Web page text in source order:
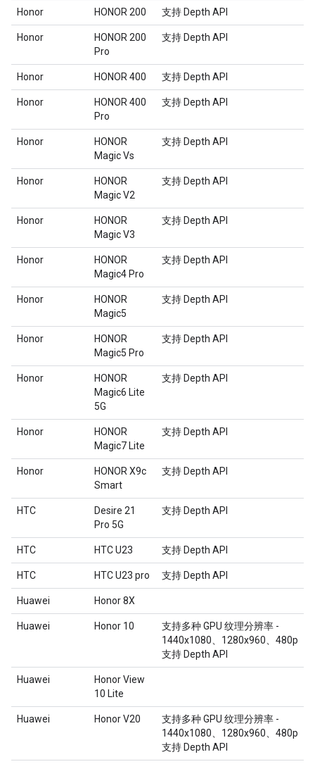
Honor HONOR 200 支持 Depth API
Honor
HONOR 200
Pro
支持 Depth API
Honor HONOR 400 支持 Depth API
Honor
HONOR 400
Pro
支持 Depth API
Honor
HONOR
Magic Vs
支持 Depth API
Honor
HONOR
Magic V2
支持 Depth API
Honor
HONOR
Magic V3
支持 Depth API
Honor
HONOR
Magic4 Pro
支持 Depth API
Honor
HONOR
Magic5
支持 Depth API
Honor
HONOR
Magic5 Pro
支持 Depth API
Honor
HONOR
Magic6 Lite
5G
支持 Depth API
Honor
HONOR
Magic7 Lite
支持 Depth API
Honor
HONOR X9c
Smart
支持 Depth API
HTC
Desire 21
Pro 5G
支持 Depth API
HTC HTC U23 支持 Depth API
HTC HTC U23 pro 支持 Depth API
Huawei Honor 8X
Huawei Honor 10
支持多种 GPU 纹理分辨率 -
1440x1080、1280x960、480p
支持 Depth API
Huawei
Honor View
10 Lite
Huawei Honor V20
支持多种 GPU 纹理分辨率 -
1440x1080、1280x960、480p
支持 Depth API